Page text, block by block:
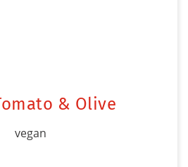
& Olive
vegan